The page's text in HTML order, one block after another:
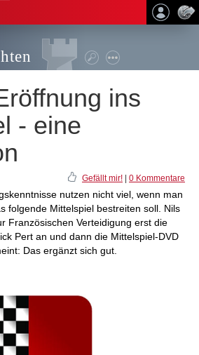
ins
- eine
Gefällt mir! 0 Kommentare
nutzen nicht viel, wenn man
folgende Mittelspiel bestreiten soll. Nils
Französischen Verteidigung erst die
Pert an und dann die Mittelspiel-DVD
Das ergänzt sich gut.